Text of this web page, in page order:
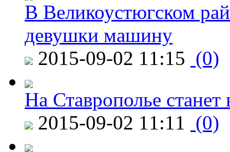
В Великоустюгском
девушки машину
2015-09-02 11:15 (0)
На Ставрополье
2015-09-02 11:11 (0)